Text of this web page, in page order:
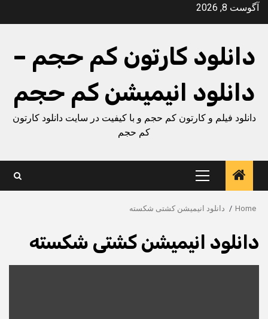
Skipآگوست 8, 2026
دانلود کارتون کم حجم –
دانلود انیمیشن کم حجم
دانلود فیلم و کارتون کم حجم و با کیفیت در سایت دانلود کارتون
کم حجم
Primary
Menu
Home دانلود انیمیشن کشتی شکسته
دانلود انیمیشن کشتی شکسته